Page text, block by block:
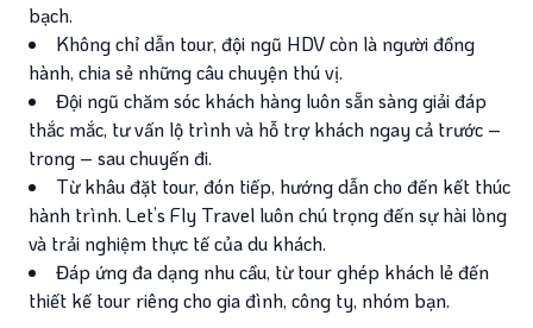
bạch.
Không chỉ dẫn tour, đội ngũ HDV còn là người đồng
hành, chia sẻ những câu chuyện thú vị.
Đội ngũ chăm sóc khách hàng luôn sẵn sàng giải đáp
thắc mắc, tư vấn lộ trình và hỗ trợ khách ngay cả trước –
trong – sau chuyến đi.
Từ khâu đặt tour, đón tiếp, hướng dẫn cho đến kết thúc
hành trình. Let’s Fly Travel luôn chú trọng đến sự hài lòng
và trải nghiệm thực tế của du khách.
Đáp ứng đa dạng nhu cầu, từ tour ghép khách lẻ đến
thiết kế tour riêng cho gia đình, công ty, nhóm bạn.